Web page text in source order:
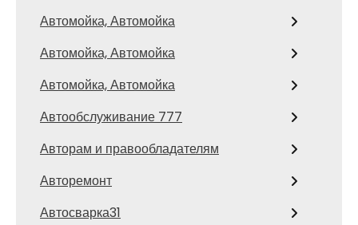
Автомойка, Автомойка
Автомойка, Автомойка
Автомойка, Автомойка
Автообслуживание 777
Авторам и правообладателям
Авторемонт
Автосварка31